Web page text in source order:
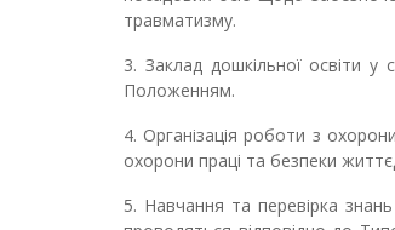
травматизму.
3. Заклад дошкільної освіти
Положенням.
4. Організація роботи з
охорони праці та безпеки
5. Навчання та перевірка